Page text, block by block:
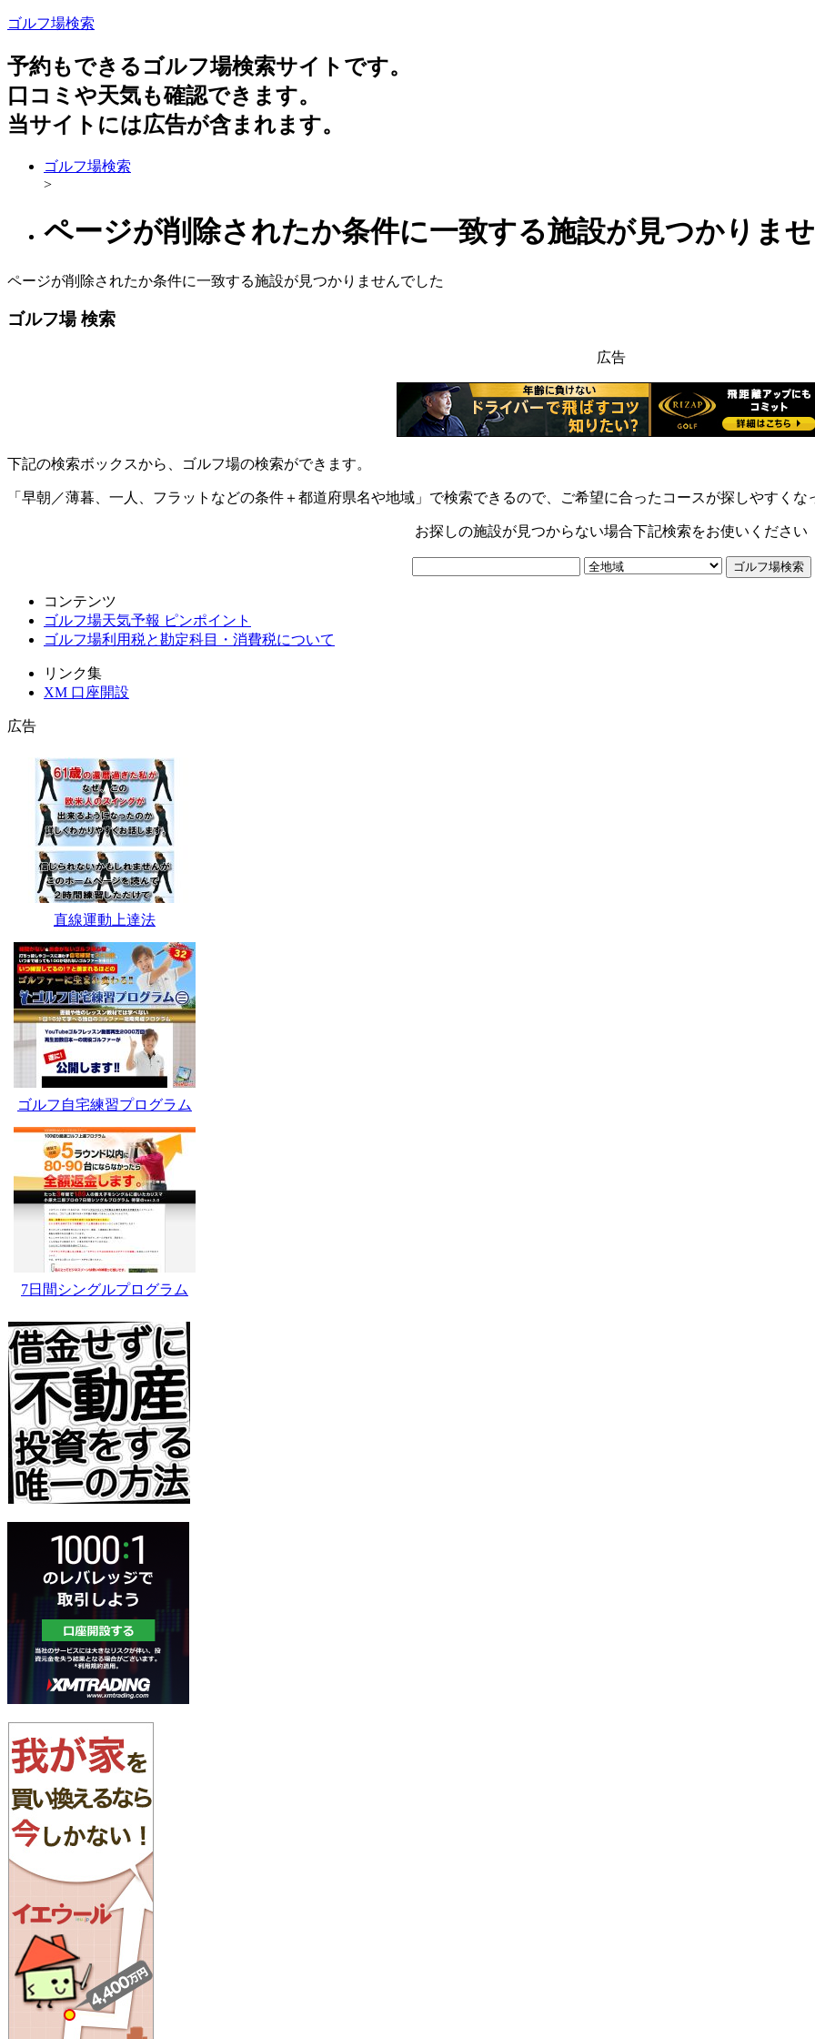
ゴルフ場検索
予約もできるゴルフ場検索サイトです。
口コミや天気も確認できます。
当サイトには広告が含まれます。
ゴルフ場検索
>
ページが削除されたか条件に一致する施設が見つかりま
ページが削除されたか条件に一致する施設が見つかりませんでした
ゴルフ場 検索
広告
下記の検索ボックスから、ゴルフ場の検索ができます。
「早朝／薄暮、一人、フラットなどの条件＋都道府県名や地域」で検索できるので、ご希望に合ったコースが探しやすくな
お探しの施設が見つからない場合下記検索をお使いください
コンテンツ
ゴルフ場天気予報 ピンポイント
ゴルフ場利用税と勘定科目・消費税について
リンク集
XM 口座開設
広告
直線運動上達法
ゴルフ自宅練習プログラム
7日間シングルプログラム